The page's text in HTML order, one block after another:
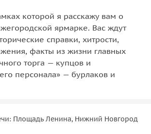
которой я расскажу вам о
ярмарке. Вас ждут
справки, хитрости,
факты из жизни главных
торга — купцов и
персонала» — бурлаков и
Площадь Ленина, Нижний Новгород